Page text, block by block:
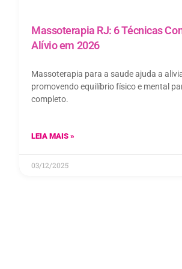
Massoterapia RJ: 6 Técnicas
Alívio em 2026
Massoterapia para a saude ajuda a
promovendo equilíbrio físico e mental
completo.
LEIA MAIS »
03/12/2025